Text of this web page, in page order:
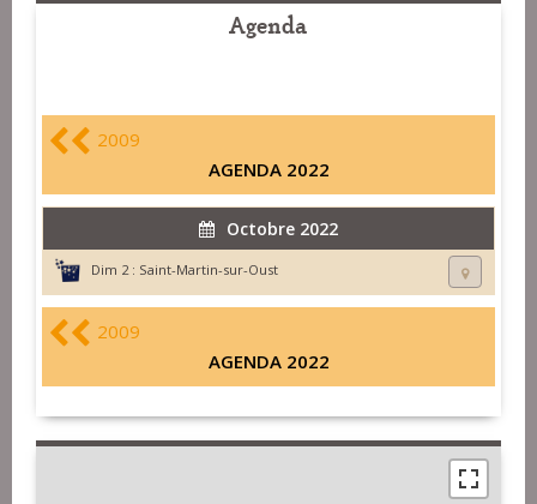
Agenda
2009
AGENDA 2022
Octobre 2022
Dim 2 : Saint-Martin-sur-Oust
2009
AGENDA 2022